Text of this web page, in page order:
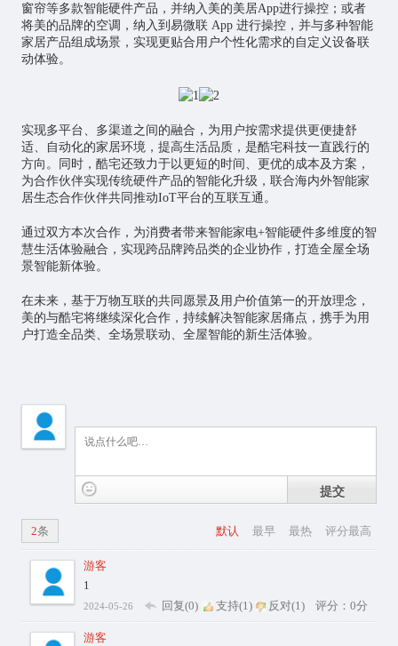
窗帘等多款智能硬件产品，并纳入美的美居App进行操控；或者
将美的品牌的空调，纳入到易微联 App 进行操控，并与多种智能
家居产品组成场景，实现更贴合用户个性化需求的自定义设备联
动体验。
实现多平台、多渠道之间的融合，为用户按需求提供更便捷舒
适、自动化的家居环境，提高生活品质，是酷宅科技一直践行的
方向。同时，酷宅还致力于以更短的时间、更优的成本及方案，
为合作伙伴实现传统硬件产品的智能化升级，联合海内外智能家
居生态合作伙伴共同推动IoT平台的互联互通。
通过双方本次合作，为消费者带来智能家电+智能硬件多维度的智
慧生活体验融合，实现跨品牌跨品类的企业协作，打造全屋全场
景智能新体验。
在未来，基于万物互联的共同愿景及用户价值第一的开放理念，
美的与酷宅将继续深化合作，持续解决智能家居痛点，携手为用
户打造全品类、全场景联动、全屋智能的新生活体验。
提交
默认 最早 最热 评分最高
2条
游客
1
2024-05-26 回复(0) 支持(1 ) 反对(1 ) 评分：0分
游客